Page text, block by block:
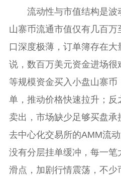
流动性与市值结构是
山寨币流通市值仅有几百
口深度极薄，订单簿存在
说，数百万美元资金进场很
等规模资金买入小盘山寨币
单，推动价格快速拉升；反
卖出，市场缺少足够买盘承
去中心化交易所的AMM流
没有分层挂单缓冲，每一笔
滑点，加剧行情震荡，不